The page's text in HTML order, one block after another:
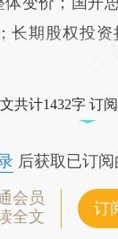
长期股权投
共计1432字 订
后获取已订阅
会员
全文
订